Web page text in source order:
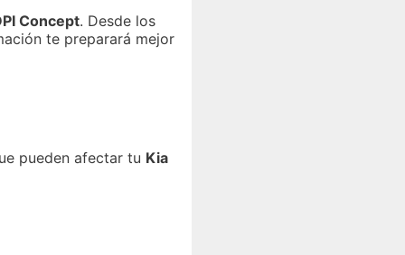
Concept. Desde los
te preparará mejor
pueden afectar tu Kia